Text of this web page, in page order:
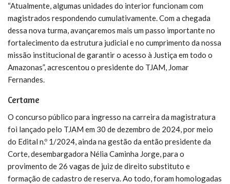
“Atualmente, algumas unidades do interior funcionam com
magistrados respondendo cumulativamente. Com a chegada
dessa nova turma, avançaremos mais um passo importante no
fortalecimento da estrutura judicial e no cumprimento da nossa
missão institucional de garantir o acesso à Justiça em todo o
Amazonas”, acrescentou o presidente do TJAM, Jomar
Fernandes.
Certame
O concurso público para ingresso na carreira da magistratura
foi lançado pelo TJAM em 30 de dezembro de 2024, por meio
do Edital n.º 1/2024, ainda na gestão da então presidente da
Corte, desembargadora Nélia Caminha Jorge, para o
provimento de 26 vagas de juiz de direito substituto e
formação de cadastro de reserva. Ao todo, foram homologadas